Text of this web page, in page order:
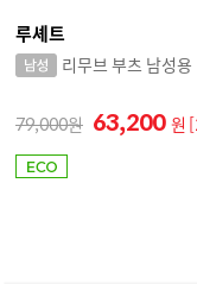
루셰트
리무브 부츠 남성용
79,000 63,200 원